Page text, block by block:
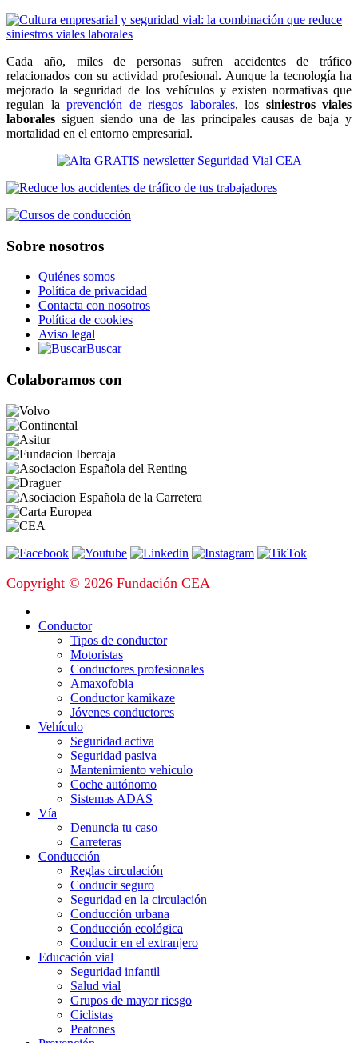
Cada año, miles de personas sufren accidentes de tráfico
relacionados con su actividad profesional. Aunque la tecnología ha
mejorado la seguridad de los vehículos y existen normativas que
regulan la prevención de riesgos laborales, los siniestros viales
laborales siguen siendo una de las principales causas de baja y
mortalidad en el entorno empresarial.
Sobre nosotros
Quiénes somos
Política de privacidad
Contacta con nosotros
Política de cookies
Aviso legal
Buscar
Colaboramos con
Copyright © 2026 Fundación CEA
Conductor
Tipos de conductor
Motoristas
Conductores profesionales
Amaxofobia
Conductor kamikaze
Jóvenes conductores
Vehículo
Seguridad activa
Seguridad pasiva
Mantenimiento vehículo
Coche autónomo
Sistemas ADAS
Vía
Denuncia tu caso
Carreteras
Conducción
Reglas circulación
Conducir seguro
Seguridad en la circulación
Conducción urbana
Conducción ecológica
Conducir en el extranjero
Educación vial
Seguridad infantil
Salud vial
Grupos de mayor riesgo
Ciclistas
Peatones